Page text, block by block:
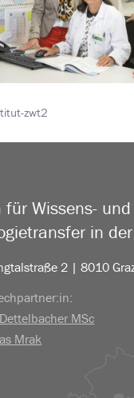
zwt2
für Wissens- und
in
2 | 8010
MSc
Mrak